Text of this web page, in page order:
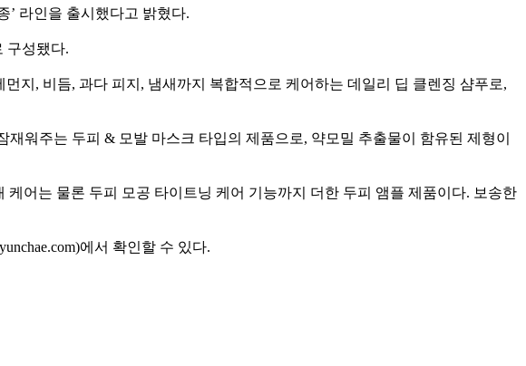
’ 라인을 출시했다고 밝혔다.
구성됐다.
지, 비듬, 과다 피지, 냄새까지 복합적으로 케어하는 데일리 딥 클렌징 샴푸로,
워주는 두피 & 모발 마스크 타입의 제품으로, 약모밀 추출물이 함유된 제형이
케어는 물론 두피 모공 타이트닝 케어 기능까지 더한 두피 앰플 제품이다. 보송한
에서 확인할 수 있다.